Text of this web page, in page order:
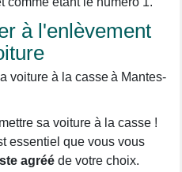
à l'enlèvement
voiture à la casse à Mantes-
sa voiture à la casse !
essentiel que vous vous
agréé de votre choix.